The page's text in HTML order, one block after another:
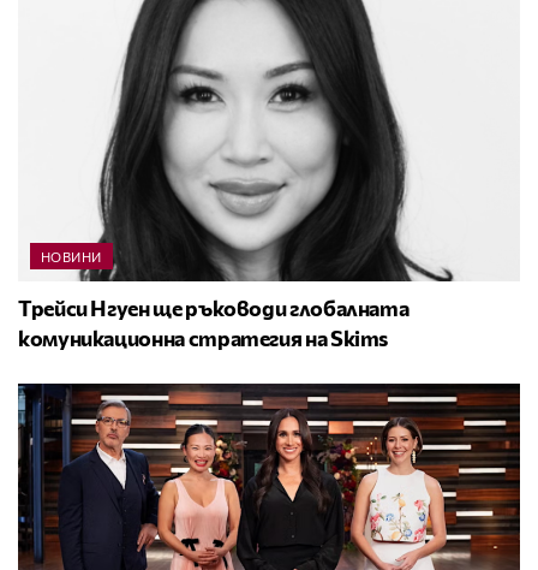
НОВИНИ
Трейси Нгуен ще ръководи глобалната
комуникационна стратегия на Skims